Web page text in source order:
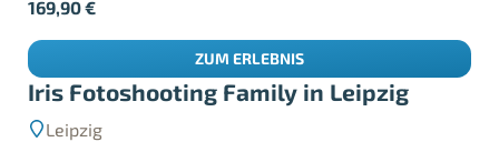
Iris Fotoshooting Family in Leipzig
Leipzig
169,90€
ZUM ERLEBNIS